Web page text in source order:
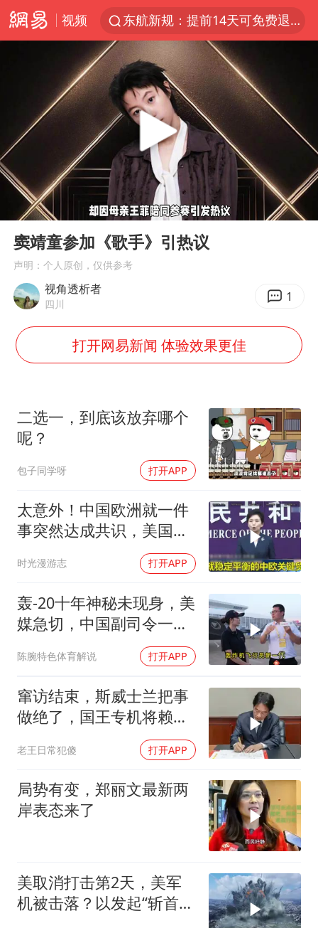
视频
东航新规：提前14天可免费退改签
台风白海豚中心风力增强
四川宜宾市高县4.9级地震致1人死亡
向鹏0-3不敌张本智和
百花奖开幕式
“新疆阿勒泰八月能滑雪”不实
我国外贸延续良好增长态势
刘国正说向鹏打得很窝囊
陈幸同晋级WTT横滨冠军赛8强
宇树科技中一签需缴款7.54万元
AI会终结印度“外包神话”吗
夯实基础开新局
Play
00:00 00:59
窦靖童参加《歌手》引热议
声明：个人原创，仅供参考
视角透析者
四川 1
打开网易新闻 体验效果更佳
二选一，到底该放弃哪个
呢？
包子同学呀 打开APP
太意外！中国欧洲就一件
事突然达成共识，美国这
时光漫游志 打开APP
轰-20十年神秘未现身，美
媒急切，中国副司令一句
陈腕特色体育解说 打开APP
窜访结束，斯威士兰把事
做绝了，国王专机将赖清
老王日常犯傻 打开APP
局势有变，郑丽文最新两
岸表态来了
美取消打击第2天，美军
机被击落？以发起“斩首行